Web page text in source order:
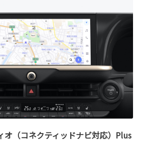
オ（コネクティッドナビ対応）Plus